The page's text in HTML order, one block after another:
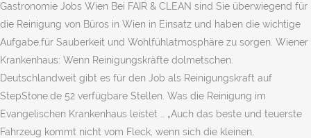
Gastronomie Jobs Wien Bei FAIR & CLEAN sind Sie überwiegend für
die Reinigung von Büros in Wien in Einsatz und haben die wichtige
Aufgabe,für Sauberkeit und Wohlfühlatmosphäre zu sorgen. Wiener
Krankenhaus: Wenn Reinigungskräfte dolmetschen.
Deutschlandweit gibt es für den Job als Reinigungskraft auf
StepStone.de 52 verfügbare Stellen. Was die Reinigung im
Evangelischen Krankenhaus leistet … „Auch das beste und teuerste
Fahrzeug kommt nicht vom Fleck, wenn sich die kleinen,